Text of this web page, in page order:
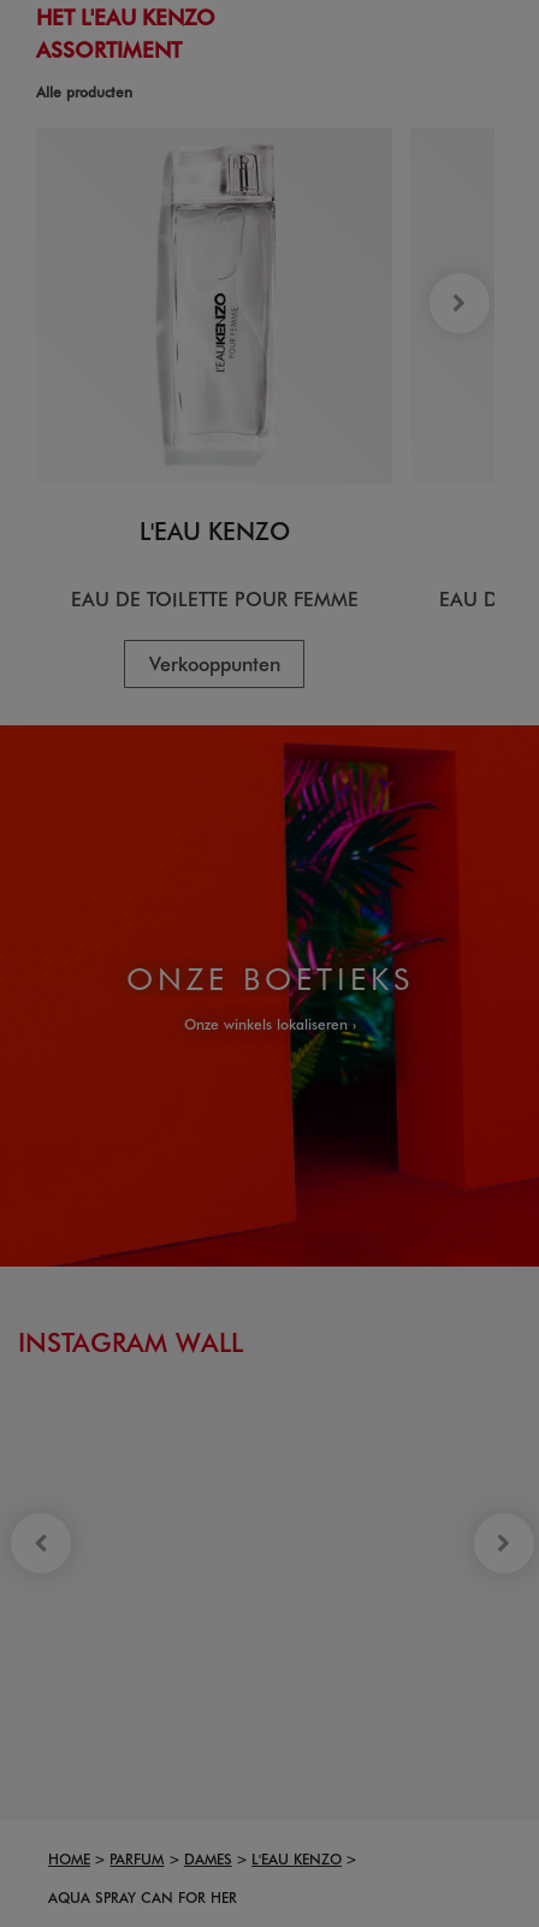
HET L'EAU KENZO
ASSORTIMENT
Alle producten
L'EAU KENZO
EAU DE TOILETTE POUR FEMME
Verkooppunten
EAU DE
ONZE BOETIEKS
Onze winkels lokaliseren
INSTAGRAM WALL
HOME PARFUM DAMES
L'EAU KENZO
AQUA SPRAY CAN FOR HER